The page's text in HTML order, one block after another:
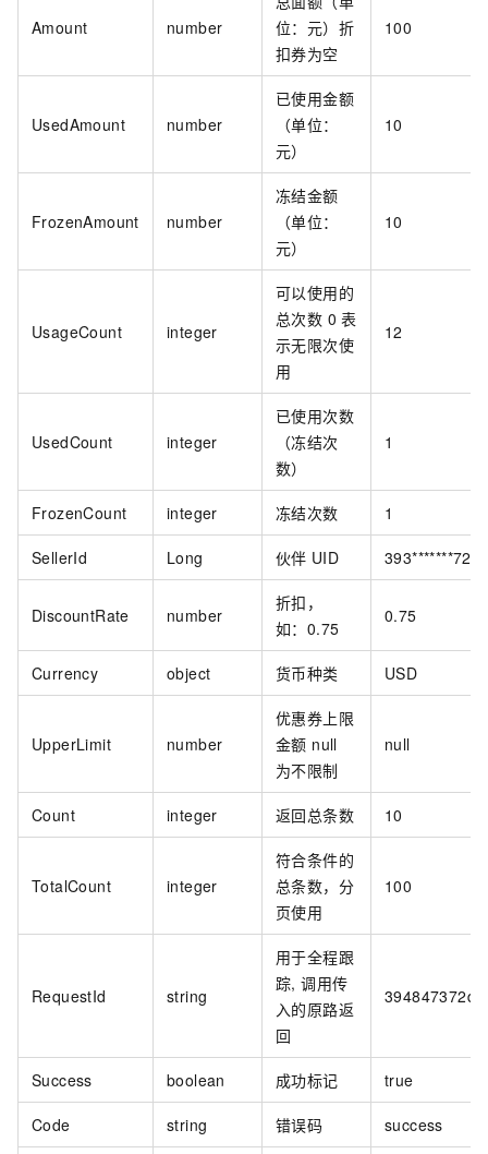
Amount number
位：元）折
扣券为空
100
UsedAmount number
已使用金额
（单位：
元）
10
FrozenAmount number
冻结金额
（单位：
元）
10
UsageCount integer
可以使用的
总次数 0 表
示无限次使
用
12
UsedCount integer
已使用次数
（冻结次
数）
1
FrozenCount integer 冻结次数 1
SellerId Long 伙伴 UID 393*******722
DiscountRate number
折扣，
如：0.75
0.75
Currency object 货币种类 USD
UpperLimit number
优惠券上限
金额 null
为不限制
null
Count integer 返回总条数 10
TotalCount integer
符合条件的
总条数，分
页使用
100
RequestId string
用于全程跟
踪, 调用传
入的原路返
回
Success boolean 成功标记 true
Code string 错误码 success